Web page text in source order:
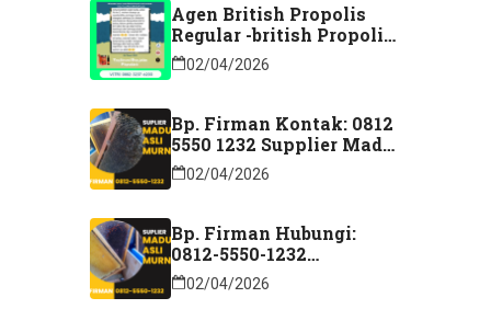
Agen British Propolis
Regular -british Propolis
Regular Di Majene
Sulawesi Barat Hubungi
02/04/2026
Bp. Firman Kontak: 0812
5550 1232 Supplier Madu
Asli Murni Sidoarjo
Jawa Timur
02/04/2026
Bp. Firman Hubungi:
0812-5550-1232
Distributor Madu Murni
Lubuk Linggau Sumatera
02/04/2026